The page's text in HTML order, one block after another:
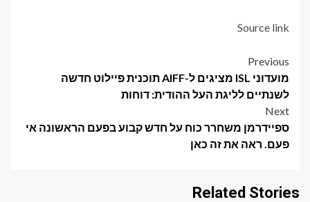
Source link
Post
navigation
Previous
מועדוני ISL מציגים ל-AIFF תוכנית פיילוט חדשה
לשנתיים לליגת העל ההודית: דוחות
Next
ספיידרמן משחרר כוח על חדש קבוע בפעם הראשונה אי
פעם. ראה את זה כאן
Related Stories